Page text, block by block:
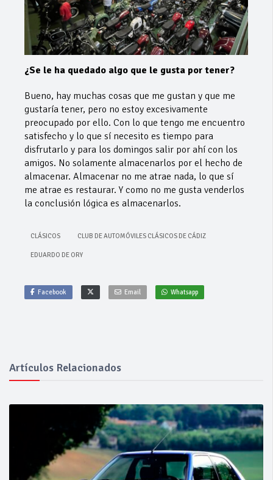
¿Se le ha quedado algo que le gusta por tener?
Bueno, hay muchas cosas que me gustan y que me
gustaría tener, pero no estoy excesivamente
preocupado por ello. Con lo que tengo me encuentro
satisfecho y lo que sí necesito es tiempo para
disfrutarlo y para los domingos salir por ahí con los
amigos. No solamente almacenarlos por el hecho de
almacenar. Almacenar no me atrae nada, lo que sí
me atrae es restaurar. Y como no me gusta venderlos
la conclusión lógica es almacenarlos.
CLÁSICOS CLUB DE AUTOMÓVILES CLÁSICOS DE CÁDIZ
EDUARDO DE ORY
Facebook Email Whatsapp
Artículos Relacionados